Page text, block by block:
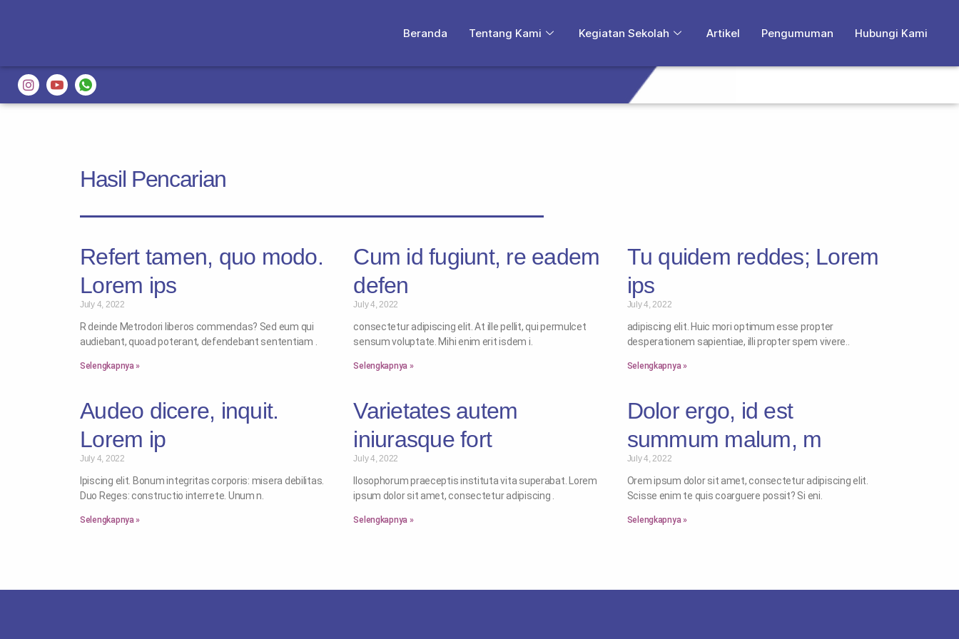
Beranda Tentang Kami Kegiatan Sekolah Artikel Pengumuman Hubungi Kami
Hasil Pencarian
Refert tamen, quo modo.
Lorem ips
July 4, 2022
R deinde Metrodori liberos commendas? Sed eum qui
audiebant, quoad poterant, defendebant sententiam .
Selengkapnya »
Cum id fugiunt, re eadem
defen
July 4, 2022
consectetur adipiscing elit. At ille pellit, qui permulcet
sensum voluptate. Mihi enim erit isdem i.
Selengkapnya »
Tu quidem reddes; Lorem
ips
July 4, 2022
adipiscing elit. Huic mori optimum esse propter
desperationem sapientiae, illi propter spem vivere..
Selengkapnya »
Audeo dicere, inquit.
Lorem ip
July 4, 2022
Ipiscing elit. Bonum integritas corporis: misera debilitas.
Duo Reges: constructio interrete. Unum n.
Selengkapnya »
Varietates autem
iniurasque fort
July 4, 2022
Ilosophorum praeceptis instituta vita superabat. Lorem
ipsum dolor sit amet, consectetur adipiscing .
Selengkapnya »
Dolor ergo, id est
summum malum, m
July 4, 2022
Orem ipsum dolor sit amet, consectetur adipiscing elit.
Scisse enim te quis coarguere possit? Si eni.
Selengkapnya »